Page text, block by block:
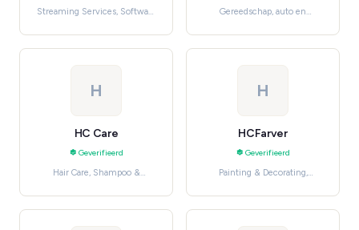
Streaming Services, Software
Gereedschap, auto en
H
HC Care
Geverifieerd
Hair Care, Shampoo &
H
HCFarver
Geverifieerd
Painting & Decorating,
industrie